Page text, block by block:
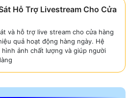
Hỗ Trợ Livestream Cho Cửa
và hỗ trợ live stream cho cửa hàng
quả hoạt động hàng ngày. Hệ
ảnh chất lượng và giúp người